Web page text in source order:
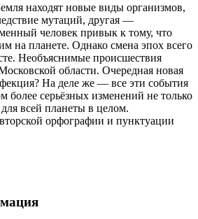
находят новые виды организмов,
мутаций, другая —
человек привык к тому, что
на планете. Однако смена эпох всего
Необъяснимые происшествия
области. Очередная новая
На деле же — все эти события
более серьёзных изменений не только
всей планеты в целом.
орфографии и пунктуации